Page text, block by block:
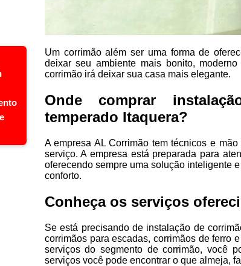
Um corrimão além ser uma forma de
deixar seu ambiente mais bonito,
corrimão irá deixar sua casa mais elegante.
Onde comprar
temperado Itaquera?
A empresa AL Corrimão tem técnicos e
serviço. A empresa está preparada para
oferecendo sempre uma solução inteligente
conforto.
Conheça os serviços
Se está precisando de instalação de
corrimãos para escadas, corrimãos de ferro
serviços do segmento de corrimão, você
serviços você pode encontrar o que almeja,